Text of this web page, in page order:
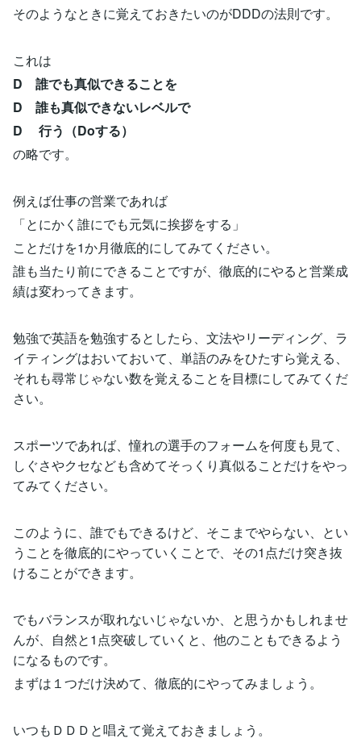
そのようなときに覚えておきたいのがDDDの法則です。
これは
D 誰でも真似できることを
D 誰も真似できないレベルで
D 行う（Doする）
の略です。
例えば仕事の営業であれば
「とにかく誰にでも元気に挨拶をする」
ことだけを1か月徹底的にしてみてください。
誰も当たり前にできることですが、徹底的にやると営業成
績は変わってきます。
勉強で英語を勉強するとしたら、文法やリーディング、ラ
イティングはおいておいて、単語のみをひたすら覚える、
それも尋常じゃない数を覚えることを目標にしてみてくだ
さい。
スポーツであれば、憧れの選手のフォームを何度も見て、
しぐさやクセなども含めてそっくり真似ることだけをやっ
てみてください。
このように、誰でもできるけど、そこまでやらない、とい
うことを徹底的にやっていくことで、その1点だけ突き抜
けることができます。
でもバランスが取れないじゃないか、と思うかもしれませ
んが、自然と1点突破していくと、他のこともできるよう
になるものです。
まずは１つだけ決めて、徹底的にやってみましょう。
いつもＤＤＤと唱えて覚えておきましょう。